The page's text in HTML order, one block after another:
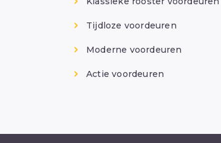
Tijdloze voordeuren
Moderne voordeuren
Actie voordeuren